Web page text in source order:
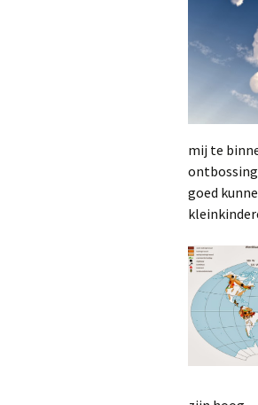
mij te
goed